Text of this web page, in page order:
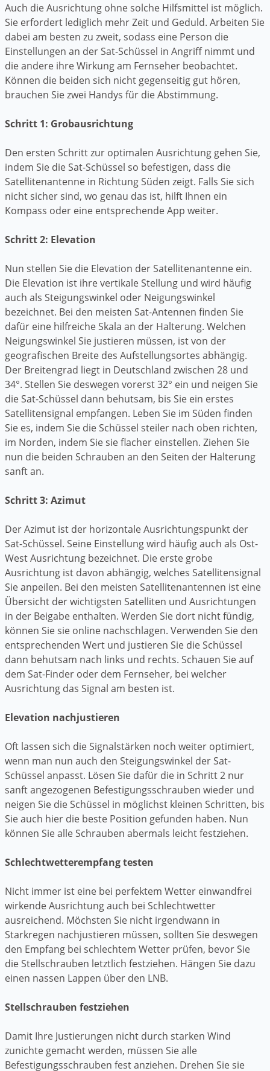
Auch die Ausrichtung ohne solche Hilfsmittel ist möglich.
Sie erfordert lediglich mehr Zeit und Geduld. Arbeiten Sie
dabei am besten zu zweit, sodass eine Person die
Einstellungen an der Sat-Schüssel in Angriff nimmt und
die andere ihre Wirkung am Fernseher beobachtet.
Können die beiden sich nicht gegenseitig gut hören,
brauchen Sie zwei Handys für die Abstimmung.
Schritt 1: Grobausrichtung
Den ersten Schritt zur optimalen Ausrichtung gehen Sie,
indem Sie die Sat-Schüssel so befestigen, dass die
Satellitenantenne in Richtung Süden zeigt. Falls Sie sich
nicht sicher sind, wo genau das ist, hilft Ihnen ein
Kompass oder eine entsprechende App weiter.
Schritt 2: Elevation
Nun stellen Sie die Elevation der Satellitenantenne ein.
Die Elevation ist ihre vertikale Stellung und wird häufig
auch als Steigungswinkel oder Neigungswinkel
bezeichnet. Bei den meisten Sat-Antennen finden Sie
dafür eine hilfreiche Skala an der Halterung. Welchen
Neigungswinkel Sie justieren müssen, ist von der
geografischen Breite des Aufstellungsortes abhängig.
Der Breitengrad liegt in Deutschland zwischen 28 und
34°. Stellen Sie deswegen vorerst 32° ein und neigen Sie
die Sat-Schüssel dann behutsam, bis Sie ein erstes
Satellitensignal empfangen. Leben Sie im Süden finden
Sie es, indem Sie die Schüssel steiler nach oben richten,
im Norden, indem Sie sie flacher einstellen. Ziehen Sie
nun die beiden Schrauben an den Seiten der Halterung
sanft an.
Schritt 3: Azimut
Der Azimut ist der horizontale Ausrichtungspunkt der
Sat-Schüssel. Seine Einstellung wird häufig auch als Ost-
West Ausrichtung bezeichnet. Die erste grobe
Ausrichtung ist davon abhängig, welches Satellitensignal
Sie anpeilen. Bei den meisten Satellitenantennen ist eine
Übersicht der wichtigsten Satelliten und Ausrichtungen
in der Beigabe enthalten. Werden Sie dort nicht fündig,
können Sie sie online nachschlagen. Verwenden Sie den
entsprechenden Wert und justieren Sie die Schüssel
dann behutsam nach links und rechts. Schauen Sie auf
dem Sat-Finder oder dem Fernseher, bei welcher
Ausrichtung das Signal am besten ist.
Elevation nachjustieren
Oft lassen sich die Signalstärken noch weiter optimiert,
wenn man nun auch den Steigungswinkel der Sat-
Schüssel anpasst. Lösen Sie dafür die in Schritt 2 nur
sanft angezogenen Befestigungsschrauben wieder und
neigen Sie die Schüssel in möglichst kleinen Schritten, bis
Sie auch hier die beste Position gefunden haben. Nun
können Sie alle Schrauben abermals leicht festziehen.
Schlechtwetterempfang testen
Nicht immer ist eine bei perfektem Wetter einwandfrei
wirkende Ausrichtung auch bei Schlechtwetter
ausreichend. Möchsten Sie nicht irgendwann in
Starkregen nachjustieren müssen, sollten Sie deswegen
den Empfang bei schlechtem Wetter prüfen, bevor Sie
die Stellschrauben letztlich festziehen. Hängen Sie dazu
einen nassen Lappen über den LNB.
Stellschrauben festziehen
Damit Ihre Justierungen nicht durch starken Wind
zunichte gemacht werden, müssen Sie alle
Befestigungsschrauben fest anziehen. Drehen Sie sie